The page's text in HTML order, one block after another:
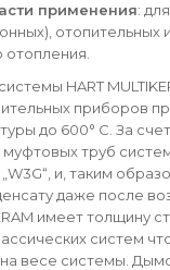
применения:
отопительных
HART
приборов
до 600° C. За
труб
и, таким
даже после
имеет толщину
систем
весе системы.